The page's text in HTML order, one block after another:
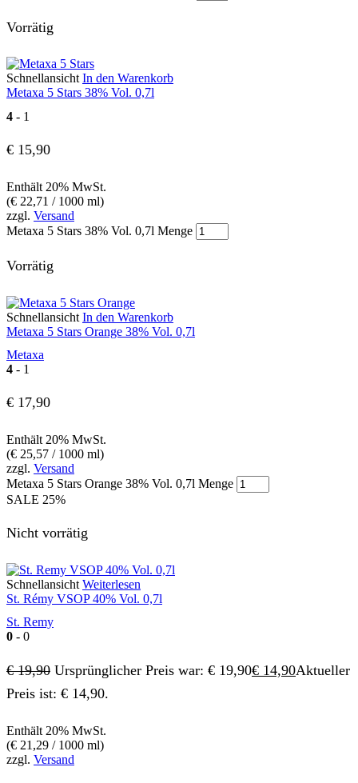
Vorrätig
Schnellansicht In den Warenkorb
Metaxa 5 Stars 38% Vol. 0,7l
4 - 1
€ 15,90
Enthält 20% MwSt.
(€ 22,71 / 1000 ml)
zzgl. Versand
Metaxa 5 Stars 38% Vol. 0,7l Menge
Vorrätig
Schnellansicht In den Warenkorb
Metaxa 5 Stars Orange 38% Vol. 0,7l
Metaxa
4 - 1
€ 17,90
Enthält 20% MwSt.
(€ 25,57 / 1000 ml)
zzgl. Versand
Metaxa 5 Stars Orange 38% Vol. 0,7l Menge
SALE 25%
Nicht vorrätig
Schnellansicht Weiterlesen
St. Rémy VSOP 40% Vol. 0,7l
St. Remy
0 - 0
€19,90 Ursprünglicher Preis war: € 19,90€ 14,90Aktueller
Preis ist: € 14,90.
Enthält 20% MwSt.
(€ 21,29 / 1000 ml)
zzgl. Versand